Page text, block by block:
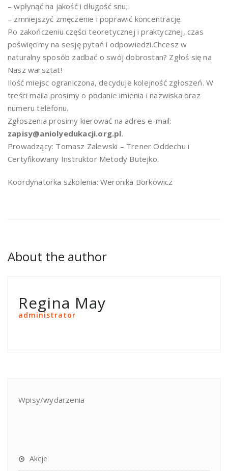
– wpłynąć na jakość i długość snu;
– zmniejszyć zmęczenie i poprawić koncentrację.
Po zakończeniu części teoretycznej i praktycznej, czas
poświęcimy na sesję pytań i odpowiedzi.Chcesz w
naturalny sposób zadbać o swój dobrostan? Zgłoś się na
Nasz warsztat!
Ilość miejsc ograniczona, decyduje kolejność zgłoszeń. W
treści maila prosimy o podanie imienia i nazwiska oraz
numeru telefonu.
Zgłoszenia prosimy kierować na adres e-mail:
zapisy@aniolyedukacji.org.pl.
Prowadzący: Tomasz Zalewski – Trener Oddechu i
Certyfikowany Instruktor Metody Butejko.
Koordynatorka szkolenia: Weronika Borkowicz
About the author
Regina May
administrator
Wpisy/wydarzenia
Akcje